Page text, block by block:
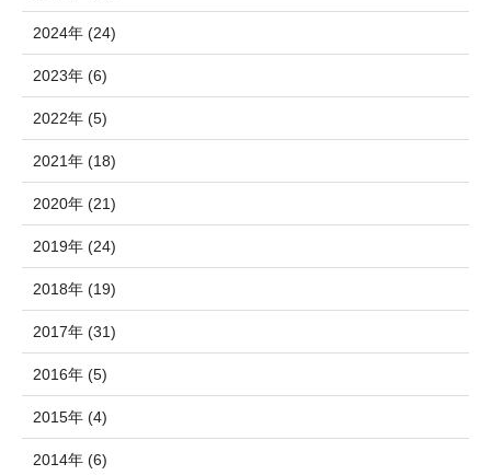
2024年 (24)
2023年 (6)
2022年 (5)
2021年 (18)
2020年 (21)
2019年 (24)
2018年 (19)
2017年 (31)
2016年 (5)
2015年 (4)
2014年 (6)